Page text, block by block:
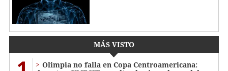
MÁS VISTO
Olimpia no falla en Copa Centroamericana: